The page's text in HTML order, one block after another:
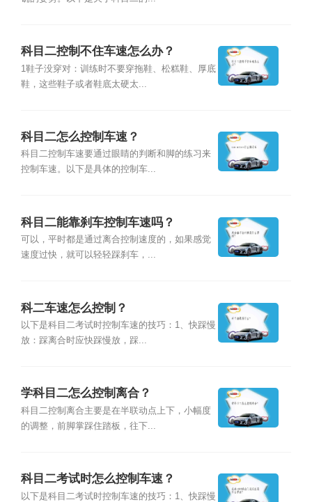
科目二控制不住车速怎么办？
1鞋子没穿对：训练时不要穿拖鞋、松糕鞋、厚底
鞋，这些鞋子或者鞋底太硬太...
科目二怎么控制车速？
科目二控制车速要通过眼睛的判断和脚的练习来
控制车速。以下是具体的控制车...
科目二能靠刹车控制车速吗？
可以，平时都是通过离合控制速度的，如果感觉
速度过快，就可以轻轻踩刹车，...
科二车速怎么控制？
以下是科目二考试时控制车速的技巧：1、快踩慢
放：踩离合时应快踩慢放，踩...
学科目二怎么控制离合？
科目二控制离合主要是在半联动点上下，小幅度
的调整，前脚掌踩住踏板，往下...
科目二考试时怎么控制车速？
以下是科目二考试时控制车速的技巧：1、快踩慢